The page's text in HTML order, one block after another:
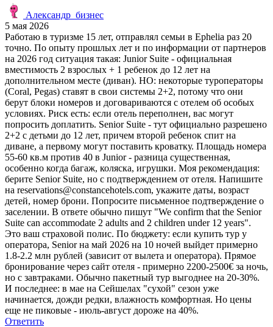
Александр_бизнес
5 мая 2026
Работаю в туризме 15 лет, отправлял семьи в Ephelia раз 20
точно. По опыту прошлых лет и по информации от партнеров
на 2026 год ситуация такая: Junior Suite - официальная
вместимость 2 взрослых + 1 ребенок до 12 лет на
дополнительном месте (диван). НО: некоторые туроператоры
(Coral, Pegas) ставят в свои системы 2+2, потому что они
берут блоки номеров и договариваются с отелем об особых
условиях. Риск есть: если отель переполнен, вас могут
попросить доплатить. Senior Suite - тут официально разрешено
2+2 с детьми до 12 лет, причем второй ребенок спит на
диване, а первому могут поставить кроватку. Площадь номера
55-60 кв.м против 40 в Junior - разница существенная,
особенно когда багаж, коляска, игрушки. Моя рекомендация:
берите Senior Suite, но с подтверждением от отеля. Напишите
на reservations@constancehotels.com, укажите даты, возраст
детей, номер брони. Попросите письменное подтверждение о
заселении. В ответе обычно пишут "We confirm that the Senior
Suite can accommodate 2 adults and 2 children under 12 years".
Это ваш страховой полис. По бюджету: если купить тур у
оператора, Senior на май 2026 на 10 ночей выйдет примерно
1.8-2.2 млн рублей (зависит от вылета и оператора). Прямое
бронирование через сайт отеля - примерно 2200-2500€ за ночь,
но с завтраками. Обычно пакетный тур выгоднее на 20-30%.
И последнее: в мае на Сейшелах "сухой" сезон уже
начинается, дожди редки, влажность комфортная. Но цены
еще не пиковые - июль-август дороже на 40%.
Ответить